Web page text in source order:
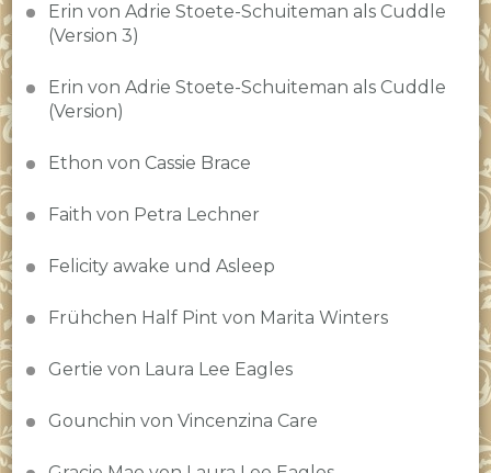
Erin von Adrie Stoete-Schuiteman als Cuddle
(Version 3)
Erin von Adrie Stoete-Schuiteman als Cuddle
(Version)
Ethon von Cassie Brace
Faith von Petra Lechner
Felicity awake und Asleep
Frühchen Half Pint von Marita Winters
Gertie von Laura Lee Eagles
Gounchin von Vincenzina Care